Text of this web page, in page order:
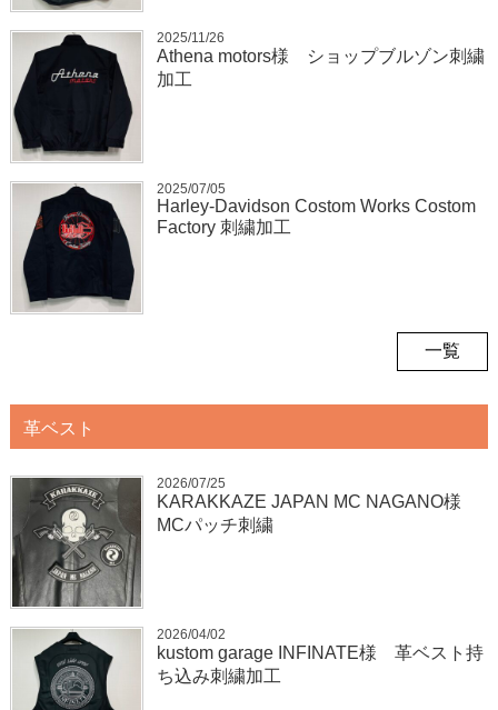
2025/11/26
Athena motors様 ショップブルゾン刺繍
加工
2025/07/05
Harley-Davidson Costom Works Costom
Factory 刺繍加工
一覧
革ベスト
2026/07/25
KARAKKAZE JAPAN MC NAGANO様
MCパッチ刺繍
2026/04/02
kustom garage INFINATE様 革ベスト持
ち込み刺繍加工